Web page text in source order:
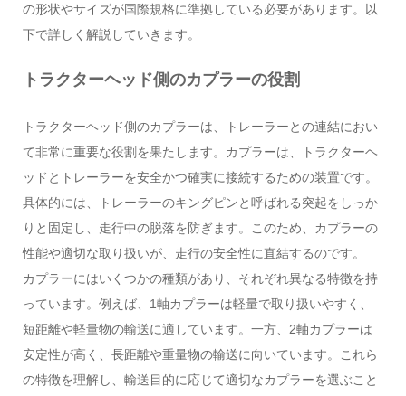
の形状やサイズが国際規格に準拠している必要があります。以
下で詳しく解説していきます。
トラクターヘッド側のカプラーの役割
トラクターヘッド側のカプラーは、トレーラーとの連結におい
て非常に重要な役割を果たします。カプラーは、トラクターヘ
ッドとトレーラーを安全かつ確実に接続するための装置です。
具体的には、トレーラーのキングピンと呼ばれる突起をしっか
りと固定し、走行中の脱落を防ぎます。このため、カプラーの
性能や適切な取り扱いが、走行の安全性に直結するのです。
カプラーにはいくつかの種類があり、それぞれ異なる特徴を持
っています。例えば、1軸カプラーは軽量で取り扱いやすく、
短距離や軽量物の輸送に適しています。一方、2軸カプラーは
安定性が高く、長距離や重量物の輸送に向いています。これら
の特徴を理解し、輸送目的に応じて適切なカプラーを選ぶこと